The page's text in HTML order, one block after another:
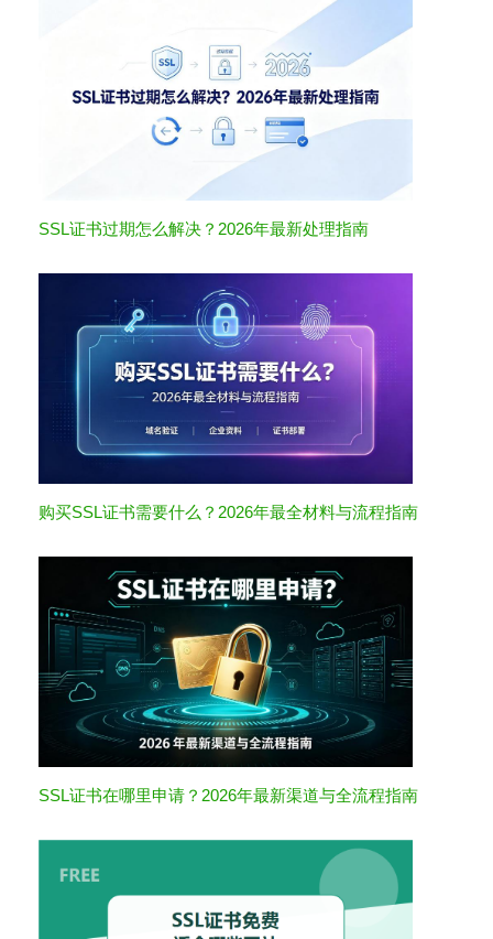
SSL证书过期怎么解决？2026年最新处理指南
购买SSL证书需要什么？2026年最全材料与流程指南
SSL证书在哪里申请？2026年最新渠道与全流程指南